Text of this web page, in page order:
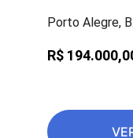
Porto Alegre,
R$